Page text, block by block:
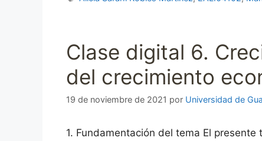
Clase digital 6.
del crecimiento
19 de noviembre de 2021 por Universidad de
1. Fundamentación del tema El